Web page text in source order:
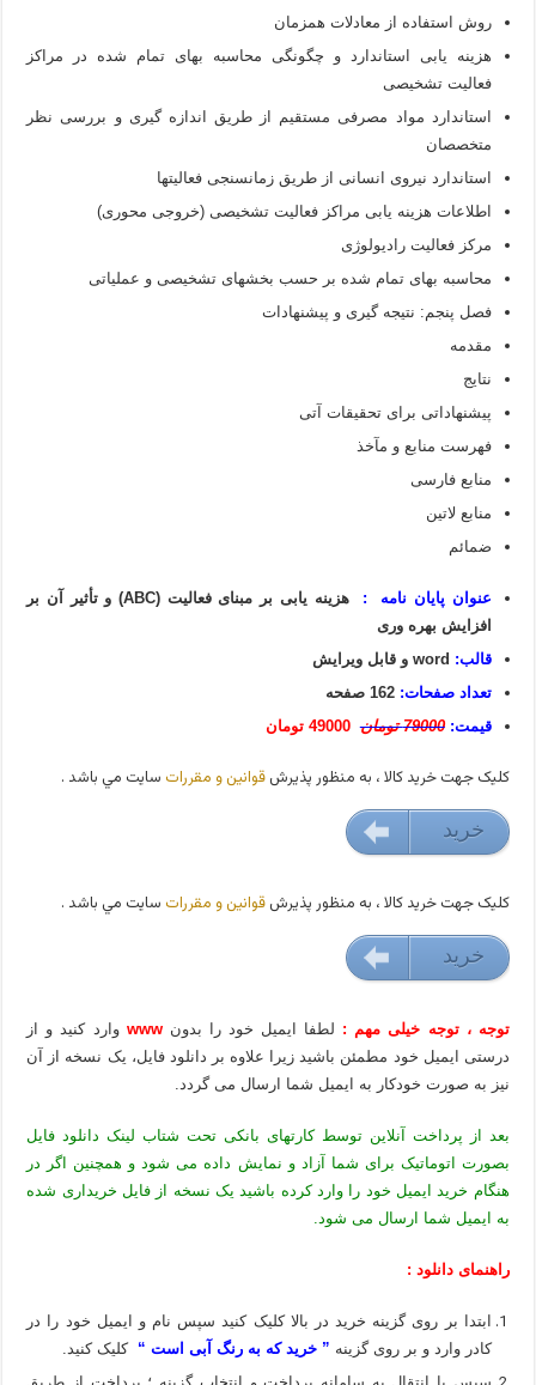
روش استفاده از معادلات همزمان
هزینه یابی استاندارد و چگونگی محاسبه بهای تمام شده در مراکز
فعالیت تشخیصی
استاندارد مواد مصرفی مستقیم از طریق اندازه گیری و بررسی نظر
متخصصان
استاندارد نیروی انسانی از طریق زمانسنجی فعالیتها
اطلاعات هزینه یابی مراکز فعالیت تشخیصی (خروجی محوری)
مرکز فعالیت رادیولوژی
محاسبه بهای تمام شده بر حسب بخشهای تشخیصی و عملیاتی
فصل پنجم: نتیجه گیری و پیشنهادات
مقدمه
نتایج
پیشنهاداتی برای تحقیقات آتی
فهرست منابع و مآخذ
منابع فارسی
منابع لاتین
ضمائم
عنوان پایان نامه :
هزینه یابی بر مبنای فعالیت (ABC) و تأثیر آن بر
افزایش بهره وری
قالب:
تعداد صفحات: 162 صفحه
قیمت:79000 تومان 49000 تومان
کليک جهت خريد کالا ، به منظور پذيرشقوانين و مقررات سايت مي باشد .
49000 تومان خريد
کليک جهت خريد کالا ، به منظور پذيرشقوانين و مقررات سايت مي باشد .
49000 تومان خريد
توجه ، توجه خیلی مهم : لطفا ایمیل خود را بدون www وارد کنید و از
درستی ایمیل خود مطمئن باشید زیرا علاوه بر دانلود فایل، یک نسخه از آن
نیز به صورت خودکار به ایمیل شما ارسال می گردد.
بعد از پرداخت آنلاین توسط کارتهای بانکی تحت شتاب لینک دانلود فایل
بصورت اتوماتیک برای شما آزاد و نمایش داده می شود و همچنین اگر در
هنگام خرید ایمیل خود را وارد کرده باشید یک نسخه از فایل خریداری شده
به ایمیل شما ارسال می شود.
راهنمای دانلود :
ابتدا بر روی گزینه خرید در بالا کلیک کنید سپس نام و ایمیل خود را در
کادر وارد و بر روی گزینه ” خرید که به رنگ آبی است “
کلیک کنید.